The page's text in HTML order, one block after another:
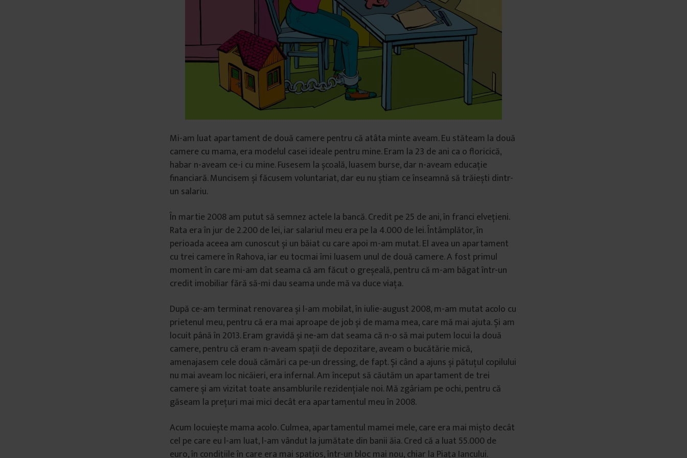
Mi-am luat apartament de două camere pentru că atâta minte aveam. Eu stăteam la două
camere cu mama, era modelul casei ideale pentru mine. Eram la 23 de ani ca o floricică,
habar n-aveam ce-i cu mine. Fusesem la școală, luasem burse, dar n-aveam educație
financiară. Muncisem și făcusem voluntariat, dar eu nu știam ce înseamnă să trăiești dintr-
un salariu.
În martie 2008 am putut să semnez actele la bancă. Credit pe 25 de ani, în franci elvețieni.
Rata era în jur de 2.200 de lei, iar salariul meu era pe la 4.000 de lei. Întâmplător, în
perioada aceea am cunoscut și un băiat cu care apoi m-am mutat. El avea un apartament
cu trei camere în Rahova, iar eu tocmai îmi luasem unul de două camere. A fost primul
moment în care mi-am dat seama că am făcut o greșeală, pentru că m-am băgat într-un
credit imobiliar fără să-mi dau seama unde mă va duce viața.
După ce-am terminat renovarea și l-am mobilat, în iulie-august 2008, m-am mutat acolo cu
prietenul meu, pentru că era mai aproape de job și de mama mea, care mă mai ajuta. Și am
locuit până în 2013. Eram gravidă și ne-am dat seama că n-o să mai putem locui la două
camere, pentru că eram n-aveam spații de depozitare, aveam o bucătărie mică,
amenajasem cele două cămări ca pe-un dressing, de fapt. Și când a ajuns și pătuțul copilului
nu mai aveam loc nicăieri, era infernal. Am început să căutăm un apartament de trei
camere și am vizitat toate ansamblurile rezidențiale noi. Mă zgâriam pe ochi, pentru că
găseam la prețuri mai mici decât era apartamentul meu în 2008.
Acum locuiește mama acolo. Culmea, apartamentul mamei mele, care era mai mișto decât
cel pe care eu l-am luat, l-am vândut la jumătate din banii ăia. Cred că a luat 55.000 de
euro, în condițiile în care era mai spațios, într-un bloc mai nou, chiar la Piața Iancului.